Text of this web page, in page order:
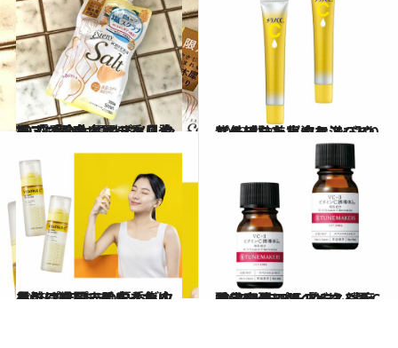
2023.8.31
2023「金木犀コスメ」シーズン到来！ ボディスクラブにも金木犀の香り登場 「香りもすべすべ具合もすごくいい」
ビューティ＆ヘルス 2023.8.20
紫外線をたっぷり浴びてしまった… ビタミンC入りプチプラ美容液で シミやニキビ跡を集中ケア
ビューティ＆ヘルス
2023.8.9
長引く猛暑で肌もくたくた… プチプラの優秀ビタミンCミストで うっかり日焼けや開き毛穴を集中ケア
ビューティ＆ヘルス 2023.8.13
酷暑の夏には「ビタミンCコスメ」 プチプラ＆濃度3％でトライしやすい 優秀美容液で肌のくすみ＆毛穴をケア
ビューティ＆ヘルス